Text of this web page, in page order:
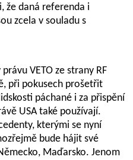
že daná referenda i
zcela v souladu s
VETO ze strany RF
při pokusech prošetřit
páchané i za přispění
USA také používají.
kterými se nyní
bude hájit své
Maďarsko. Jenom